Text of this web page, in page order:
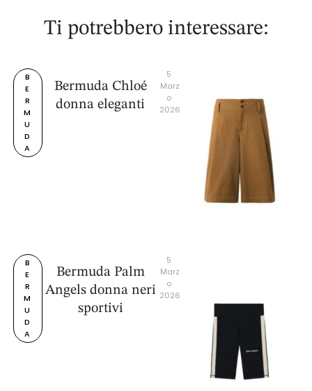
Ti potrebbero interessare:
B
E
R
M
U
D
A
Bermuda Chloé
donna eleganti
5
Marz
o
2026
B
E
R
M
U
D
A
Bermuda Palm
Angels donna neri
sportivi
5
Marz
o
2026